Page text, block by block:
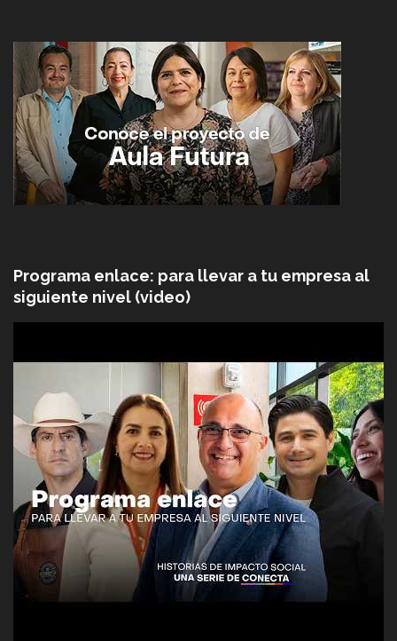
Programa enlace: para llevar a tu empresa al
siguiente nivel (video)